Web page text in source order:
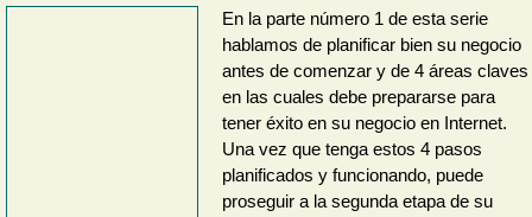
En la parte número 1 de esta serie
hablamos de planificar bien su negocio
antes de comenzar y de 4 áreas claves
en las cuales debe prepararse para
tener éxito en su negocio en Internet.
Una vez que tenga estos 4 pasos
planificados y funcionando, puede
proseguir a la segunda etapa de su